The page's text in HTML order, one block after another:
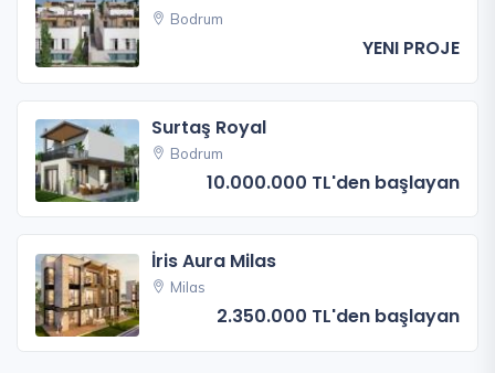
Bodrum
YENI PROJE
Surtaş Royal
Bodrum
10.000.000 TL'den başlayan
İris Aura Milas
Milas
2.350.000 TL'den başlayan